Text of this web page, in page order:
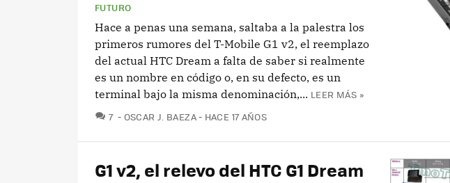
FUTURO
Hace a penas una semana, saltaba a la palestra los
primeros rumores del T-Mobile G1 v2, el reemplazo
del actual HTC Dream a falta de saber si realmente
es un nombre en código o, en su defecto, es un
terminal bajo la misma denominación,... LEER MÁS »
7 COMENTARIOS
OSCAR J. BAEZA HACE 17 AÑOS
G1 v2, el relevo del HTC G1 Dream